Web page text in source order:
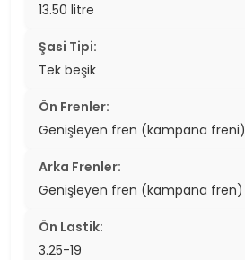
13.50 litre
Şasi Tipi:
Tek beşik
Ön Frenler:
Genişleyen fren (kampana freni)
Arka Frenler:
Genişleyen fren (kampana fren)
Ön Lastik:
3.25-19